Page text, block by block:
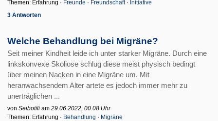
Themen: Erfahrung · Freunde · Freundschaft· Initiative
3 Antworten
Welche Behandlung bei Migräne?
Seit meiner Kindheit leide ich unter starker Migräne. Durch eine
linkskonvexe Skoliose schlug diese meist physisch bedingt
über meinen Nacken in eine Migräne um. Mit
heranwachsendem Alter artete es jedoch immer mehr zu
unerträglichen ...
von Seibotili am 29.06.2022, 00.08 Uhr
Themen: Erfahrung · Behandlung · Migräne